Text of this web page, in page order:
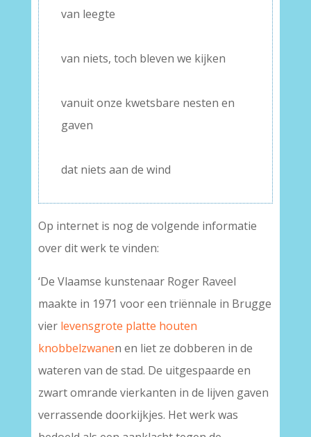
van leegte
van niets, toch bleven we kijken
vanuit onze kwetsbare nesten en
gaven
dat niets aan de wind
Op internet is nog de volgende informatie
over dit werk te vinden:
‘De Vlaamse kunstenaar Roger Raveel
maakte in 1971 voor een triënnale in Brugge
vier levensgrote platte houten
knobbelzwanen en liet ze dobberen in de
wateren van de stad. De uitgespaarde en
zwart omrande vierkanten in de lijven gaven
verrassende doorkijkjes. Het werk was